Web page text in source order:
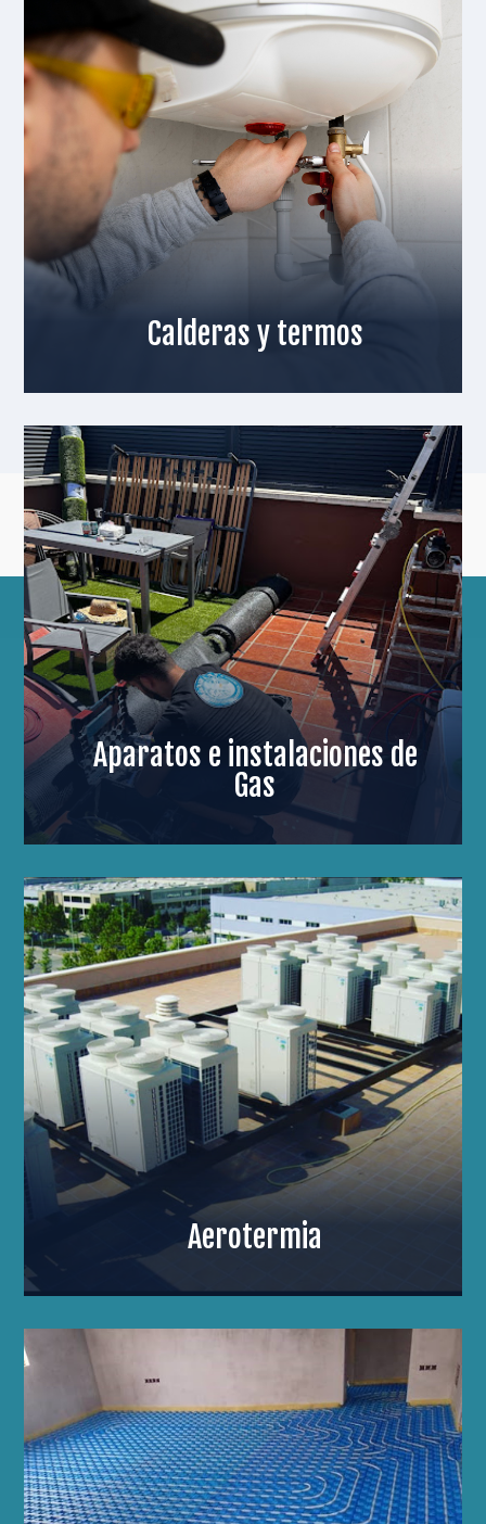
Calderas y termos
Aparatos e instalaciones de
Gas
Aerotermia